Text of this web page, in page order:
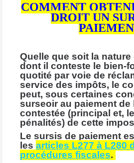
COMMENT
DROIT UN
Quelle que soit la
dont il conteste le bien-
quotité par voie de
service des impôts, le
peut, sous certaines
surseoir au paiement de
contestée (principal et,
pénalités) de cette
Le sursis de paiement
les articles L277 à L280
procédures fiscales.